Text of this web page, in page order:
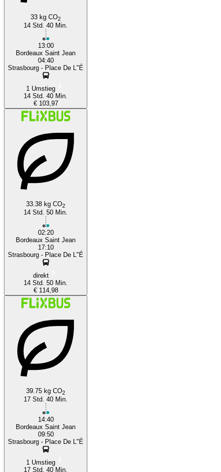
33 kg CO2
14 Std. 40 Min.
13:00
Bordeaux Saint Jean
04:40
Strasbourg - Place De L"É
1 Umstieg
14 Std. 40 Min.
€ 103,97
33.38 kg CO2
14 Std. 50 Min.
02:20
Bordeaux Saint Jean
17:10
Strasbourg - Place De L"É
direkt
14 Std. 50 Min.
€ 114,98
39.75 kg CO2
17 Std. 40 Min.
14:40
Bordeaux Saint Jean
09:50
Strasbourg - Place De L"É
1 Umstieg
17 Std. 40 Min.